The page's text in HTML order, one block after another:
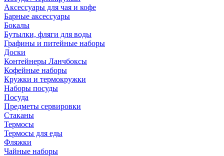
Аксессуары для чая и кофе
Барные аксессуары
Бокалы
Бутылки, фляги для воды
Графины и питейные наборы
Доски
Контейнеры Ланчбоксы
Кофейные наборы
Кружки и термокружки
Наборы посуды
Посуда
Предметы сервировки
Стаканы
Термосы
Термосы для еды
Фляжки
Чайные наборы